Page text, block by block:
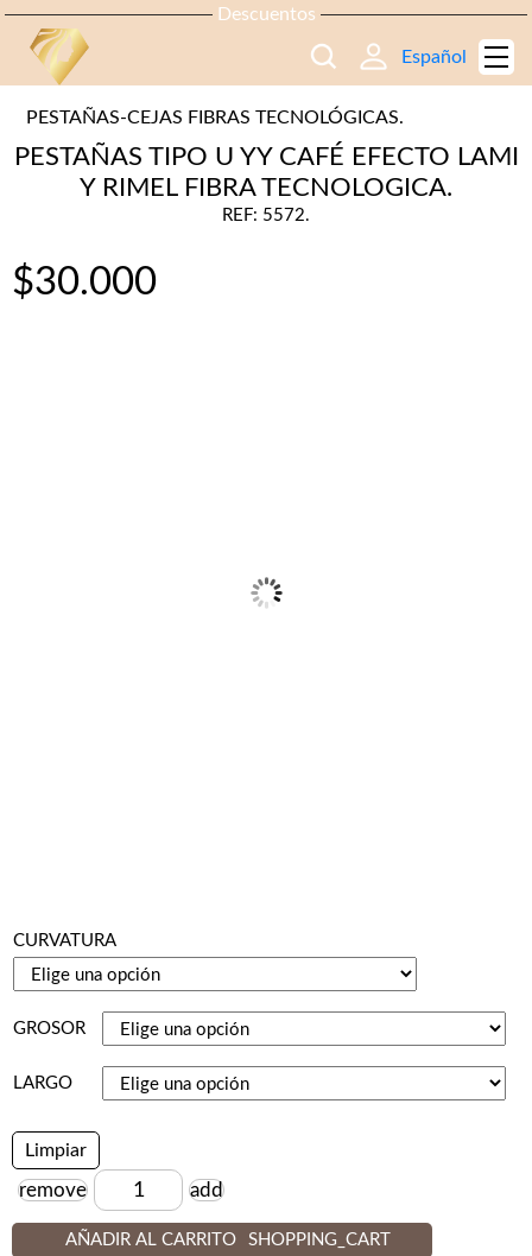
Descuentos
Español
PESTAÑAS-CEJAS FIBRAS TECNOLÓGICAS.
PESTAÑAS TIPO U YY CAFÉ EFECTO LAMI
Y RIMEL FIBRA TECNOLOGICA.
REF: 5572.
$30.000
CURVATURA
GROSOR
LARGO
Limpiar
Cantidad
remove add
AÑADIR AL CARRITO SHOPPING_CART